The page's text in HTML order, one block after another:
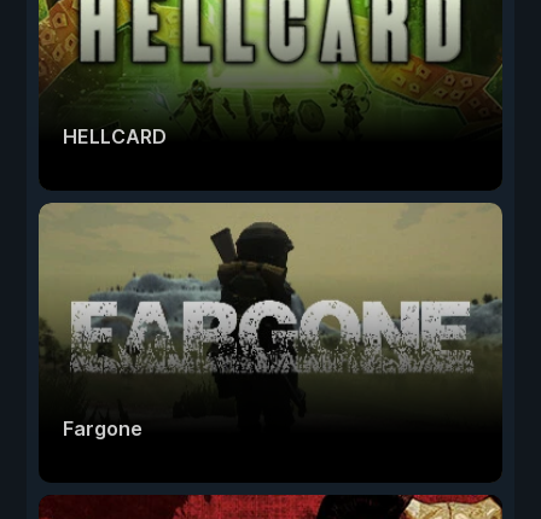
HELLCARD
Fargone